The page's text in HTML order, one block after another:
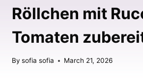
Röllchen mit
Tomaten
By sofia sofia March 21, 2026